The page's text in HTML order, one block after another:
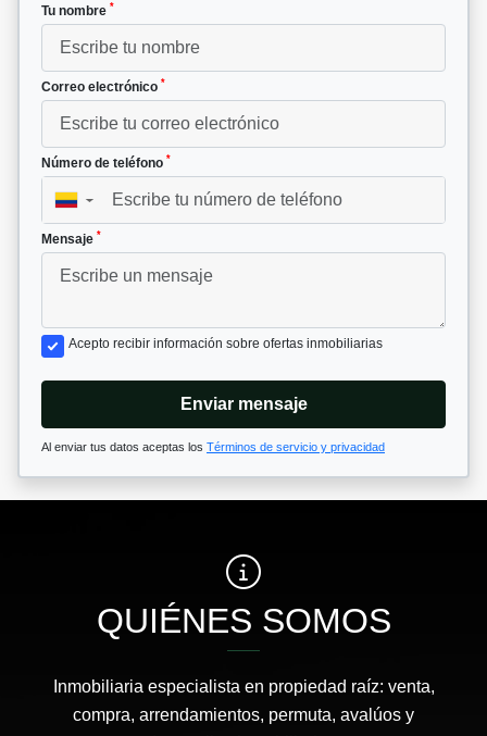
Tu nombre *
Correo electrónico *
Número de teléfono *
▼
Mensaje *
Acepto recibir información sobre ofertas inmobiliarias
Enviar mensaje
Al enviar tus datos aceptas los Términos de servicio y privacidad
QUIÉNES SOMOS
Inmobiliaria especialista en propiedad raíz: venta,
compra, arrendamientos, permuta, avalúos y